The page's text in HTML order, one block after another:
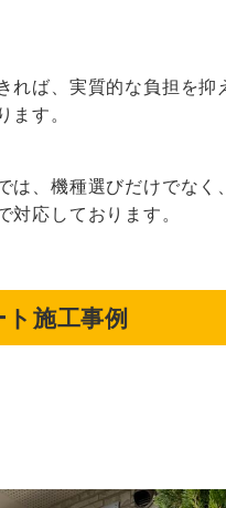
れば、実質的な負担を抑
ます。
は、機種選びだけでなく
対応しております。
施工事例